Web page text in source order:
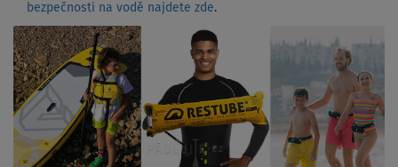
bezpečnosti na vodě najdete zde.